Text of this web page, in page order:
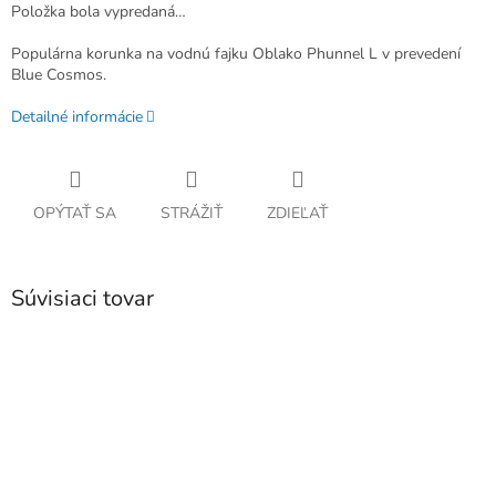
Položka bola vypredaná…
Populárna korunka na vodnú fajku Oblako Phunnel L v prevedení
Blue Cosmos.
Detailné informácie
OPÝTAŤ SA STRÁŽIŤ ZDIEĽAŤ
Súvisiaci tovar